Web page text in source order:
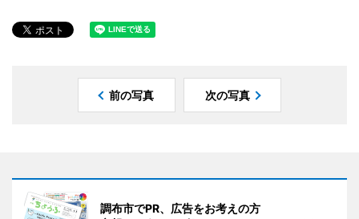
前の写真 次の写真
調布市でPR、広告をお考えの方